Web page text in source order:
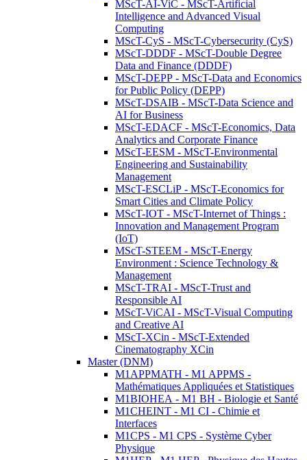
MScT-AI-ViC - MScT-Artificial
Intelligence and Advanced Visual
Computing
MScT-CyS - MScT-Cybersecurity (CyS)
MScT-DDDF - MScT-Double Degree
Data and Finance (DDDF)
MScT-DEPP - MScT-Data and Economics
for Public Policy (DEPP)
MScT-DSAIB - MScT-Data Science and
AI for Business
MScT-EDACF - MScT-Economics, Data
Analytics and Corporate Finance
MScT-EESM - MScT-Environmental
Engineering and Sustainability
Management
MScT-ESCLiP - MScT-Economics for
Smart Cities and Climate Policy
MScT-IOT - MScT-Internet of Things :
Innovation and Management Program
(IoT)
MScT-STEEM - MScT-Energy
Environment : Science Technology &
Management
MScT-TRAI - MScT-Trust and
Responsible AI
MScT-ViCAI - MScT-Visual Computing
and Creative AI
MScT-XCin - MScT-Extended
Cinematography XCin
Master (DNM)
M1APPMATH - M1 APPMS -
Mathématiques Appliquées et Statistiques
M1BIOHEA - M1 BH - Biologie et Santé
M1CHEINT - M1 CI - Chimie et
Interfaces
M1CPS - M1 CPS - Système Cyber
Physique